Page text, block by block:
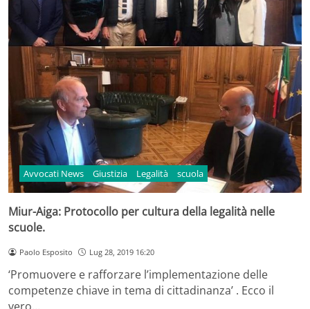
Avvocati News Giustizia Legalità scuola
Miur-Aiga: Protocollo per cultura della legalità nelle
scuole.
Paolo Esposito Lug 28, 2019 16:20
‘Promuovere e rafforzare l’implementazione delle
competenze chiave in tema di cittadinanza’ . Ecco il